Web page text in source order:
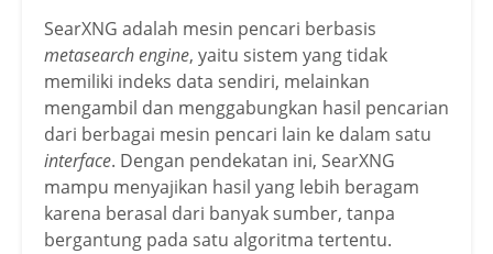
SearXNG adalah mesin pencari berbasis
metasearch engine, yaitu sistem yang tidak
memiliki indeks data sendiri, melainkan
mengambil dan menggabungkan hasil pencarian
dari berbagai mesin pencari lain ke dalam satu
interface. Dengan pendekatan ini, SearXNG
mampu menyajikan hasil yang lebih beragam
karena berasal dari banyak sumber, tanpa
bergantung pada satu algoritma tertentu.